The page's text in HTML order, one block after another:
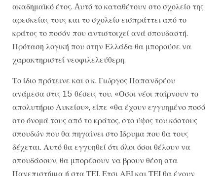
ακαδημαϊκό έτος. Aυτό το καταθέτουν στο σχολείο της
αρεσκείας τους και το σχολείο εισπράττει από το
κράτος το ποσόν που αντιστοιχεί ανά σπουδαστή.
Πρόταση λογική που στην Ελλάδα θα μπορούσε να
χαρακτηριστεί νεοφιλελεύθερη.
Το ίδιο πρότεινε και ο κ. Γιώργος Παπανδρέου
ανάμεσα στις 15 θέσεις του. «Οσοι νέοι παίρνουν το
απολυτήριο Λυκείου», είπε «θα έχουν εγγυημένο ποσό
στο όνομά τους από το κράτος, στο ύψος του κόστους
σπουδών που θα πηγαίνει στο Ιδρυμα που θα τους
δέχεται. Αυτό θα εγγυηθεί ότι όλοι όσοι θέλουν να
σπουδάσουν, θα μπορέσουν να βρουν θέση στα
Πανεπιστήμια ή στα ΤΕΙ. Ετσι ΑΕΙ και ΤΕΙ θα έχουν